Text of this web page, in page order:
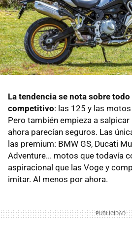
La tendencia se nota sobre
competitivo: las 125 y las
Pero también empieza a
ahora parecían seguros. Las
las premium: BMW GS, Ducati
Adventure... motos que todavía
aspiracional que las Voge y
imitar. Al menos por ahora.